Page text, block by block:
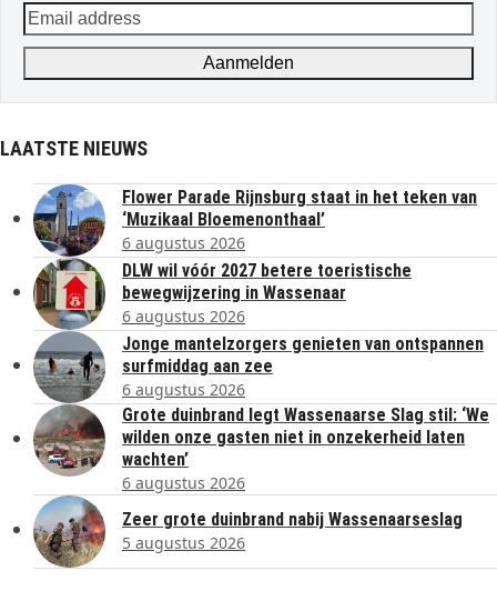
Email
address
Aanmelden
LAATSTE NIEUWS
Flower Parade Rijnsburg staat in het teken van
‘Muzikaal Bloemenonthaal’
6 augustus 2026
DLW wil vóór 2027 betere toeristische
bewegwijzering in Wassenaar
6 augustus 2026
Jonge mantelzorgers genieten van ontspannen
surfmiddag aan zee
6 augustus 2026
Grote duinbrand legt Wassenaarse Slag stil: ‘We
wilden onze gasten niet in onzekerheid laten
wachten’
6 augustus 2026
Zeer grote duinbrand nabij Wassenaarseslag
5 augustus 2026